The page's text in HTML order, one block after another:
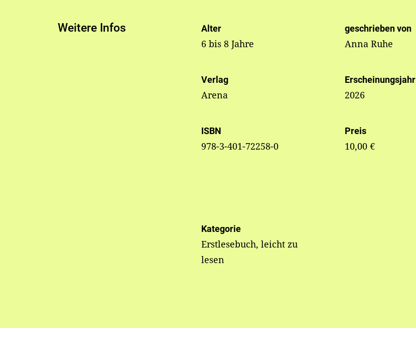
Weitere Infos Alter
6 bis 8 Jahre
geschrieben von
Anna Ruhe
Verlag
Arena
Erscheinungsjahr
2026
ISBN
978-3-401-72258-0
Preis
10,00 €
Kategorie
Erstlesebuch, leicht zu
lesen